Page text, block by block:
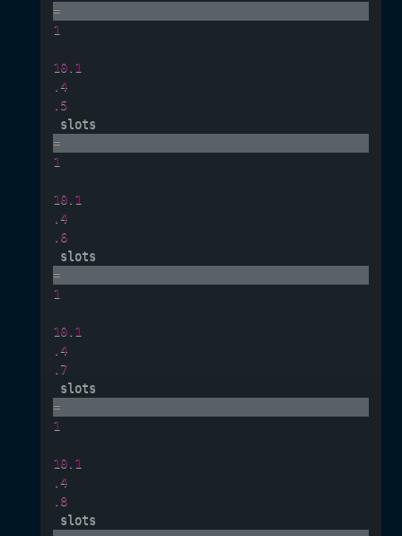
=
1
10.1
.4
.5
slots
=
1
10.1
.4
.6
slots
=
1
10.1
.4
.7
slots
=
1
10.1
.4
.8
slots